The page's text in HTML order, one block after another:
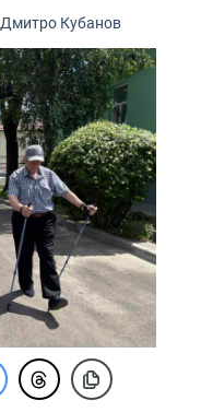
Дмитро Кубанов